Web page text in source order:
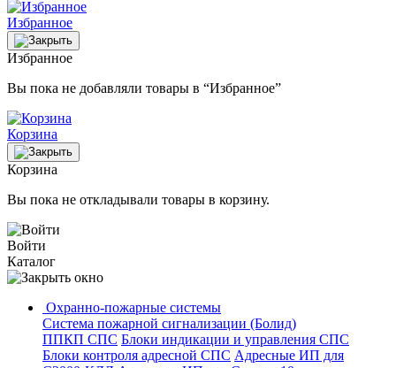
Избранное
Избранное
Вы пока не добавляли товары в “Избранное”
Корзина
Корзина
Вы пока не откладывали товары в корзину.
Войти
Каталог
Охранно-пожарные системы
Система пожарной сигнализации (Болид)
ППКП СПС Блоки индикации и управления СПС
Блоки контроля адресной СПС Адресные ИП для